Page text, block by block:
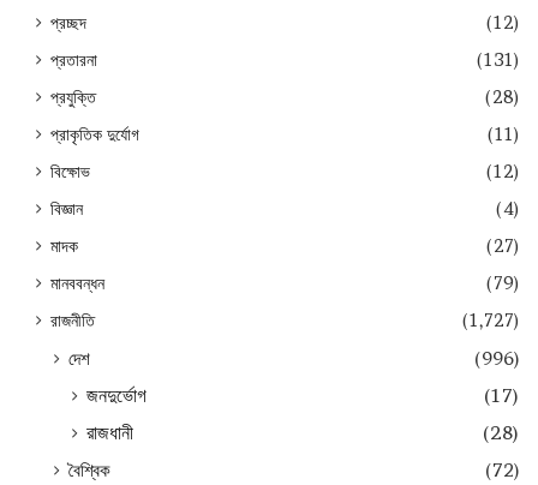
প্রচ্ছদ
(12)
প্রতারনা
(131)
প্রযুক্তি
(28)
প্রাকৃতিক দুর্যোগ
(11)
বিক্ষোভ
(12)
বিজ্ঞান
(4)
মাদক
(27)
মানববন্ধন
(79)
রাজনীতি
(1,727)
দেশ
(996)
জনদুর্ভোগ
(17)
রাজধানী
(28)
বৈশ্বিক
(72)